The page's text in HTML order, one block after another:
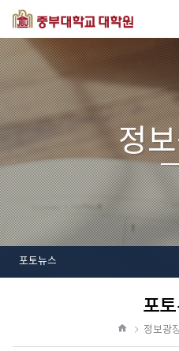
정
포토뉴스
포
정보광